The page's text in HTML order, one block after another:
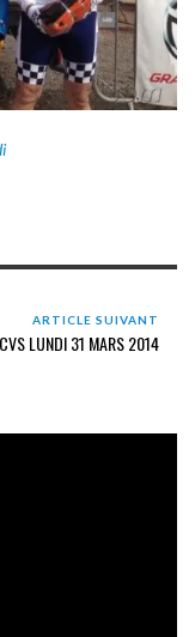
ARTICLE SUIVANT
LUNDI 31 MARS 2014